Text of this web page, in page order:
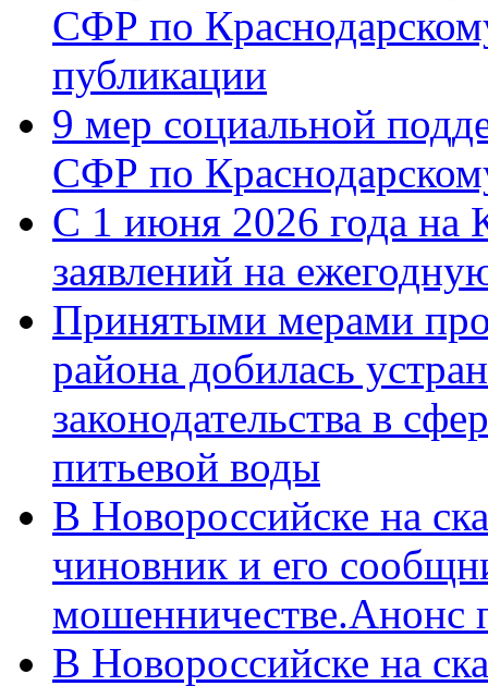
СФР по
публикации
9 мер социальной
СФР по
С 1 июня 2026 года на
заявлений на
Принятыми мерами
района добилась
законодательства в
питьевой воды
В Новороссийске на
чиновник и его
мошенничестве.Анонс
В Новороссийске на